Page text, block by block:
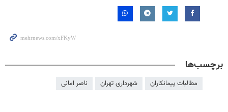
برچسب‌ها
مطالبات پیمانکاران شهرداری تهران ناصر امانی